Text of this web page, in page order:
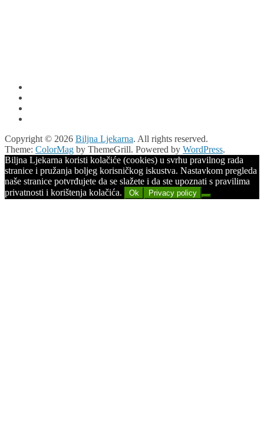
Copyright © 2026 Biljna Ljekarna. All rights reserved.
Theme: ColorMag by ThemeGrill. Powered by WordPress.
Biljna Ljekarna koristi kolačiće (cookies) u svrhu pravilnog rada
stranice i pružanja boljeg korisničkog iskustva. Nastavkom pregleda
naše stranice potvrđujete da se slažete i da ste upoznati s pravilima
privatnosti i korištenja kolačića.
Ok Privacy policy